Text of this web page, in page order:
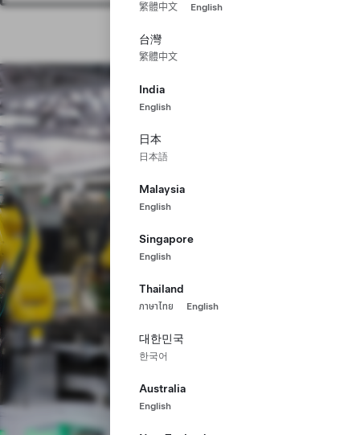
繁體中文 English
台灣
繁體中文
India
English
日本
日本語
Malaysia
English
Singapore
English
Thailand
ภาษาไทย English
대한민국
한국어
Australia
English